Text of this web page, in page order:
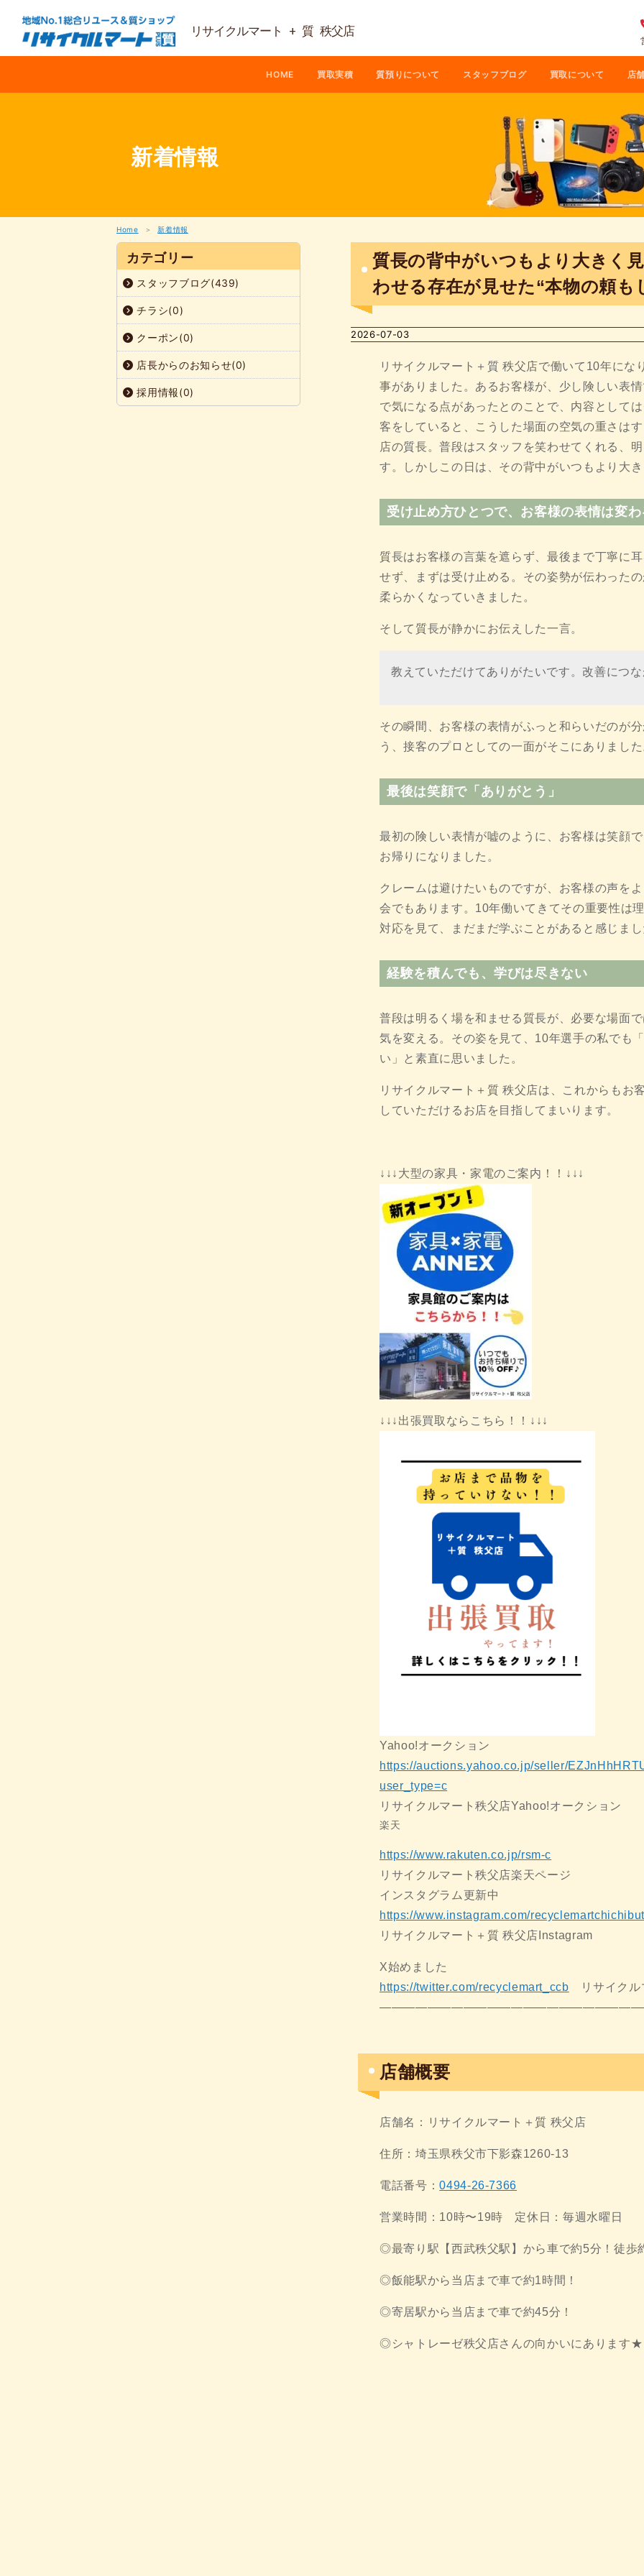
リサイクルマート + 質 秩父店
HOME 買取実積 質預りについて スタッフブログ 買取について 店
新着情報
Home 新着情報
質長の背中がいつもより大きく
わせる存在が見せた“本物の頼も
2026-07-03
リサイクルマート＋質 秩父店で働いて10年にな
事がありました。あるお客様が、少し険しい表
で気になる点があったとのことで、内容として
客をしていると、こうした場面の空気の重さは
店の質長。普段はスタッフを笑わせてくれる、
す。しかしこの日は、その背中がいつもより大
受け止め方ひとつで、お客様の表情は変わ
質長はお客様の言葉を遮らず、最後まで丁寧に
せず、まずは受け止める。その姿勢が伝わった
柔らかくなっていきました。
そして質長が静かにお伝えした一言。
教えていただけてありがたいです。改善につな
その瞬間、お客様の表情がふっと和らいだのが
う、接客のプロとしての一面がそこにありました
最後は笑顔で「ありがとう」
最初の険しい表情が嘘のように、お客様は笑顔
お帰りになりました。
クレームは避けたいものですが、お客様の声を
会でもあります。10年働いてきてその重要性は
対応を見て、まだまだ学ぶことがあると感じまし
経験を積んでも、学びは尽きない
普段は明るく場を和ませる質長が、必要な場面
気を変える。その姿を見て、10年選手の私でも
い」と素直に思いました。
リサイクルマート＋質 秩父店は、これからもお
していただけるお店を目指してまいります。
↓↓↓大型の家具・家電のご案内！！↓↓↓
↓↓↓出張買取ならこちら！！↓↓↓
Yahoo!オークション
https://auctions.yahoo.co.jp/seller/
user_type=c
リサイクルマート秩父店Yahoo!オークション
楽天
https://www.rakuten.co.jp/rsm-c
リサイクルマート秩父店楽天ページ
インスタグラム更新中
https://www.instagram.com/
リサイクルマート＋質 秩父店Instagram
X始めました
https://twitter.com/recyclemart_ccb リサイクル
店舗概要
店舗名：リサイクルマート＋質 秩父店
住所：埼玉県秩父市下影森1260-13
電話番号：0494-26-7366
営業時間：10時〜19時 定休日：毎週水曜日
◎最寄り駅【西武秩父駅】から車で約5分！徒歩
◎飯能駅から当店まで車で約1時間！
◎寄居駅から当店まで車で約45分！
◎シャトレーゼ秩父店さんの向かいにあります★
カテゴリー
スタッフブログ(439)
チラシ(0)
クーポン(0)
店長からのお知らせ(0)
採用情報(0)